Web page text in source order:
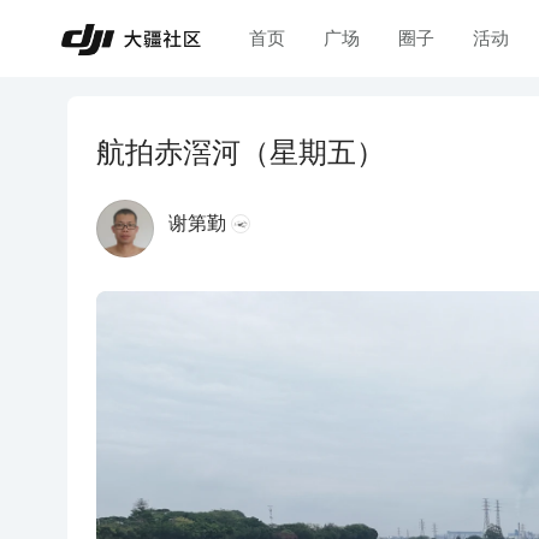
首页 广场 圈子 活动
航拍赤滘河（星期五）
谢第勤